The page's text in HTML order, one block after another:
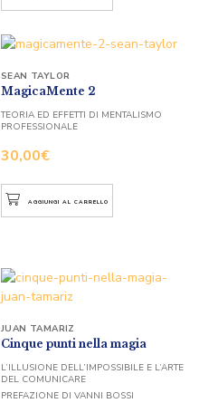
MagicaMente 2
30,00€
SEAN TAYLOR
TEORIA ED EFFETTI DI MENTALISMO
PROFESSIONALE
AGGIUNGI AL CARRELLO
Cinque punti nella magia
JUAN TAMARIZ
L’ILLUSIONE DELL’IMPOSSIBILE E L’ARTE
DEL COMUNICARE
PREFAZIONE DI VANNI BOSSI